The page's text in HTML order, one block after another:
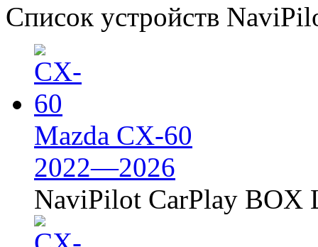
Список устройств
Mazda CX-60
2022—2026
NaviPilot CarPlay BOX